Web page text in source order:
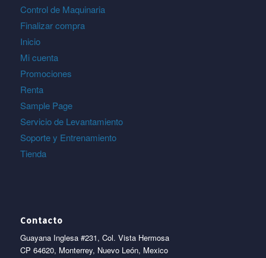
Control de Maquinaria
Finalizar compra
Inicio
Mi cuenta
Promociones
Renta
Sample Page
Servicio de Levantamiento
Soporte y Entrenamiento
Tienda
Contacto
Guayana Inglesa #231, Col. Vista Hermosa
CP 64620, Monterrey, Nuevo León, Mexico